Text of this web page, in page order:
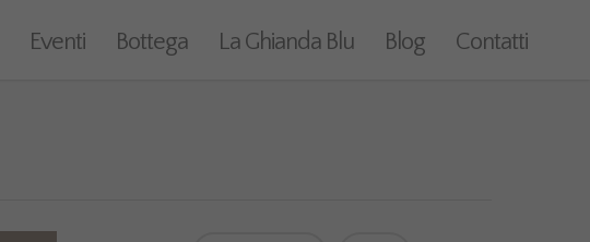
Eventi Bottega La Ghianda Blu Blog Contatti